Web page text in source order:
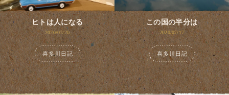
ヒトは人になる
2020/07/20
喜多川日記
この国の半分は
2020/07/17
喜多川日記